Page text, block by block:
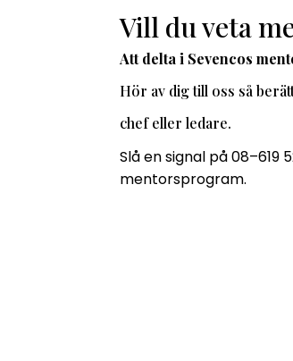
Vill du veta
Att delta i Sevencos
Hör av dig till oss så
chef eller ledare.
Slå en signal på 08–619
mentorsprogram.